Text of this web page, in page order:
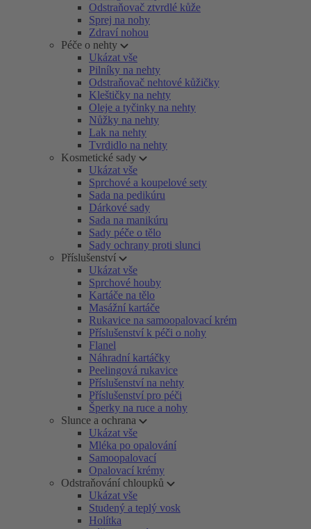
Odstraňovač ztvrdlé kůže
Sprej na nohy
Zdraví nohou
Péče o nehty
Ukázat vše
Pilníky na nehty
Odstraňovač nehtové kůžičky
Kleštičky na nehty
Oleje a tyčinky na nehty
Nůžky na nehty
Lak na nehty
Tvrdidlo na nehty
Kosmetické sady
Ukázat vše
Sprchové a koupelové sety
Sada na pedikúru
Dárkové sady
Sada na manikúru
Sady péče o tělo
Sady ochrany proti slunci
Příslušenství
Ukázat vše
Sprchové houby
Kartáče na tělo
Masážní kartáče
Rukavice na samoopalovací krém
Příslušenství k péči o nohy
Flanel
Náhradní kartáčky
Peelingová rukavice
Příslušenství na nehty
Příslušenství pro péči
Šperky na ruce a nohy
Slunce a ochrana
Ukázat vše
Mléka po opalování
Samoopalovací
Opalovací krémy
Odstraňování chloupků
Ukázat vše
Studený a teplý vosk
Holítka